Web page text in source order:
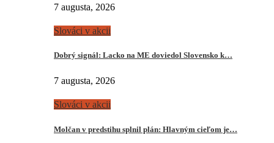
7 augusta, 2026
Slováci v akcii
Dobrý signál: Lacko na ME doviedol Slovensko k…
7 augusta, 2026
Slováci v akcii
Molčan v predstihu splnil plán: Hlavným cieľom je…